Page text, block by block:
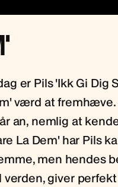
er Pils 'Ikk Gi Dig
værd at
an, nemlig at
La Dem' har Pils
men hendes
verden, giver